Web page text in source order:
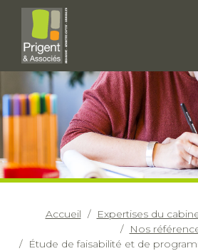
Accueil Expertises du
Nos
Étude de faisabilité et de